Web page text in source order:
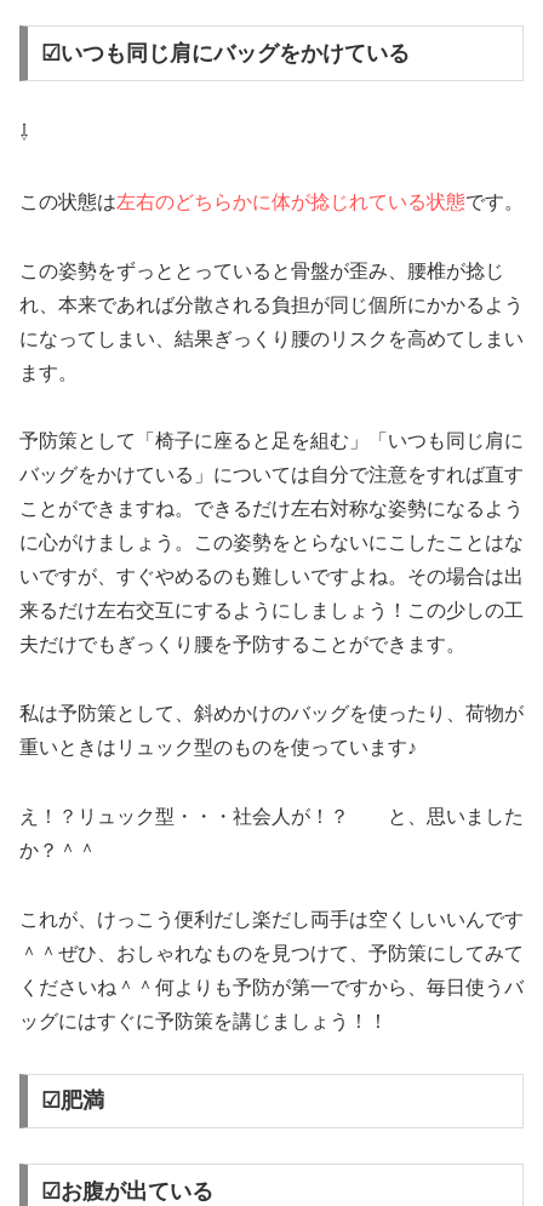
☑いつも同じ肩にバッグをかけている
⇩
この状態は左右のどちらかに体が捻じれている状態です。
この姿勢をずっととっていると骨盤が歪み、腰椎が捻じ
れ、本来であれば分散される負担が同じ個所にかかるよう
になってしまい、結果ぎっくり腰のリスクを高めてしまい
ます。
予防策として「椅子に座ると足を組む」「いつも同じ肩に
バッグをかけている」については自分で注意をすれば直す
ことができますね。できるだけ左右対称な姿勢になるよう
に心がけましょう。この姿勢をとらないにこしたことはな
いですが、すぐやめるのも難しいですよね。その場合は出
来るだけ左右交互にするようにしましょう！この少しの工
夫だけでもぎっくり腰を予防することができます。
私は予防策として、斜めかけのバッグを使ったり、荷物が
重いときはリュック型のものを使っています♪
え！？ リュック型・・・社会人が！？ と、思いました
か？＾＾
これが、けっこう便利だし楽だし両手は空くしいいんです
＾＾ぜひ、おしゃれなものを見つけて、予防策にしてみて
くださいね＾＾何よりも予防が第一ですから、毎日使うバ
ッグにはすぐに予防策を講じましょう！！
☑肥満
☑お腹が出ている